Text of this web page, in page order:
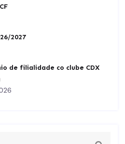
2027
de filialidade co clube CDX